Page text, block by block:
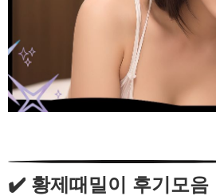
✔️ 황제때밀이 후기모음